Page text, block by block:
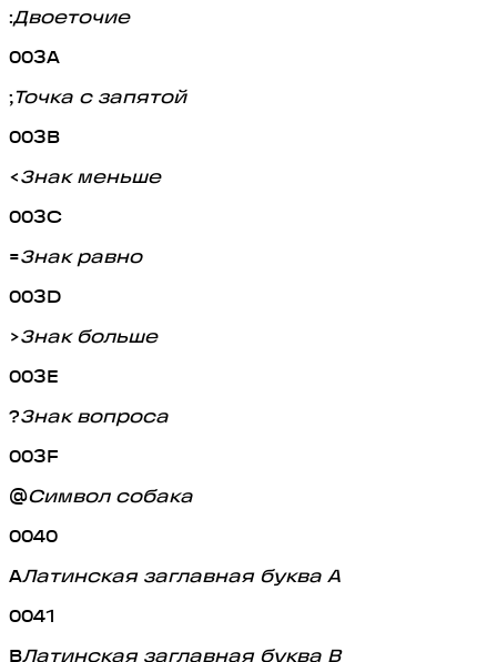
:Двоеточие
003A
;Точка с запятой
003B
<Знак меньше
003C
=Знак равно
003D
>Знак больше
003E
?Знак вопроса
003F
@Символ собака
0040
AЛатинская заглавная буква A
0041
BЛатинская заглавная буква B